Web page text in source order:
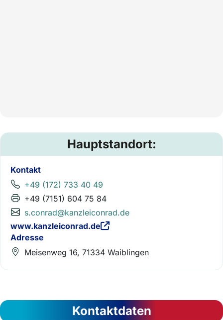
Hauptstandort:
Kontakt
+49 (172) 733 40 49
+49 (7151) 604 75 84
s.conrad@kanzleiconrad.de
www.kanzleiconrad.de
Adresse
Meisenweg 16, 71334 Waiblingen
Kontaktdaten